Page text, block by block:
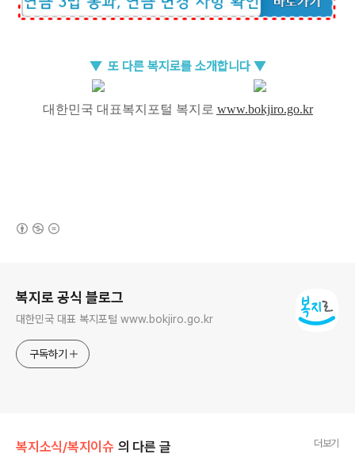
▼ 또 다른 복지 로를 소개합니다 ▼
대한민국 대표복지포털 복지로 www.bokjiro.go.kr
복지로 공식 블로그
대한민국 대표 복지포털 www.bokjiro.go.kr
구독하기
복지소식/복지이슈 의 다른 글 더보기